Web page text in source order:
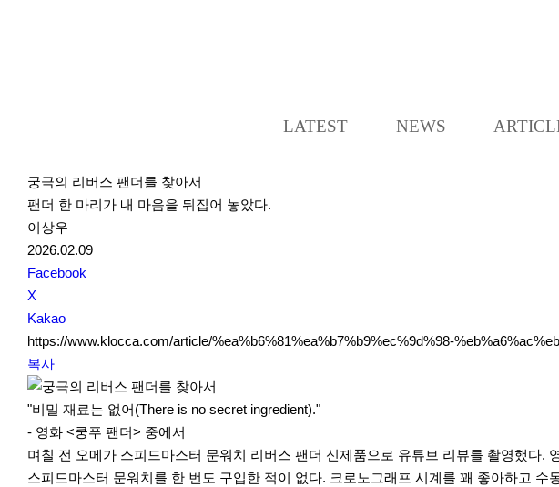
C
LATEST NEWS
궁극의 리버스 팬더를 찾아서
팬더 한 마리가 내 마음을 뒤집어 놓았다.
이상우
2026.02.09
S
N
S
S
h
a
r
e
Facebook
X
Kakao
https://www.klocca.com/article/%ea%b6%81%ea%b7%b9%ec%9d%98-
복사
"비밀 재료는 없어(There is no secret ingredient)."
- 영화 <쿵푸 팬더> 중에서
며칠 전 오메가 스피드마스터 문워치 리버스 팬더 신제품으로 유튜브 리뷰를 촬영했다
스피드마스터 문워치를 한 번도 구입한 적이 없다. 크로노그래프 시계를 꽤 좋아하고